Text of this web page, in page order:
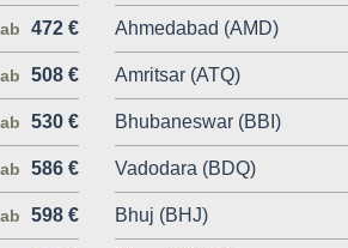
ab 472 €
ab 508 €
ab 530 €
ab 586 €
ab 598 €
Ahmedabad (AMD)
Amritsar (ATQ)
Bhubaneswar (BBI)
Vadodara (BDQ)
Bhuj (BHJ)